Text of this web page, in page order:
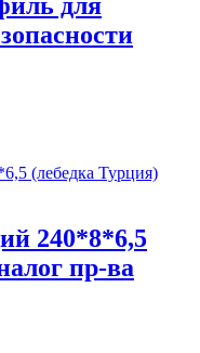
240*8*6,5
пр-ва